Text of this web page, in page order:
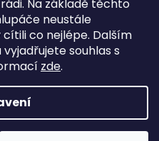
Na základě těchto
neustále
co nejlépe. Dalším
souhlas s
zde.
Shoptet
. Všechna práva vyhrazena.